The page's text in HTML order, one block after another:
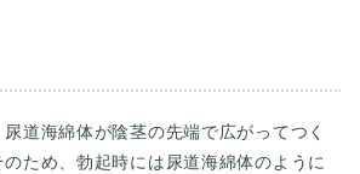
道海綿体が陰茎の先端で広がってつく
ため、勃起時には尿道海綿体のように